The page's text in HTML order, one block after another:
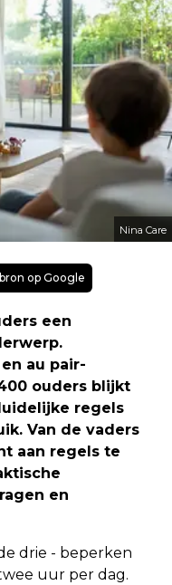
Nina Care
op Google
een
au pair-
ouders blijkt
regels
Van de vaders
aan regels te
en
drie - beperken
uur per dag.